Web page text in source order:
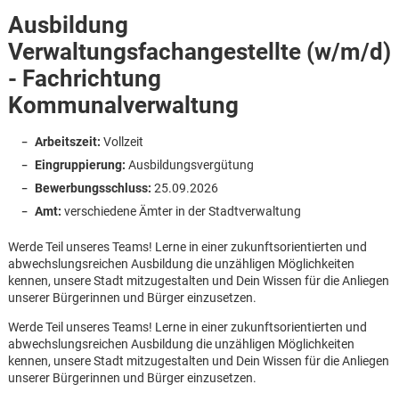
Ausbildung
Verwaltungsfachangestellte (w/m/d)
- Fachrichtung
Kommunalverwaltung
Arbeitszeit: Vollzeit
Eingruppierung: Ausbildungsvergütung
Bewerbungsschluss: 25.09.2026
Amt: verschiedene Ämter in der Stadtverwaltung
Werde Teil unseres Teams! Lerne in einer zukunftsorientierten und
abwechslungsreichen Ausbildung die unzähligen Möglichkeiten
kennen, unsere Stadt mitzugestalten und Dein Wissen für die Anliegen
unserer Bürgerinnen und Bürger einzusetzen.
Werde Teil unseres Teams! Lerne in einer zukunftsorientierten und
abwechslungsreichen Ausbildung die unzähligen Möglichkeiten
kennen, unsere Stadt mitzugestalten und Dein Wissen für die Anliegen
unserer Bürgerinnen und Bürger einzusetzen.
Karte anzeigen